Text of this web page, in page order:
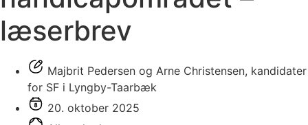
læserbrev
Majbrit Pedersen og Arne Christensen, kandidater
for SF i Lyngby-Taarbæk
20. oktober 2025